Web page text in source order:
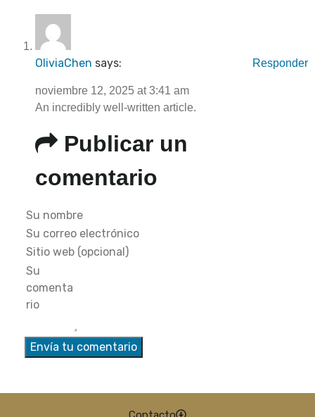
Responder
OliviaChen says:
noviembre 12, 2025 at 3:41 am
An incredibly well-written article.
Publicar un
comentario